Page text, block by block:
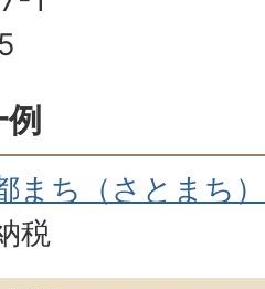
まち（さとまち
税